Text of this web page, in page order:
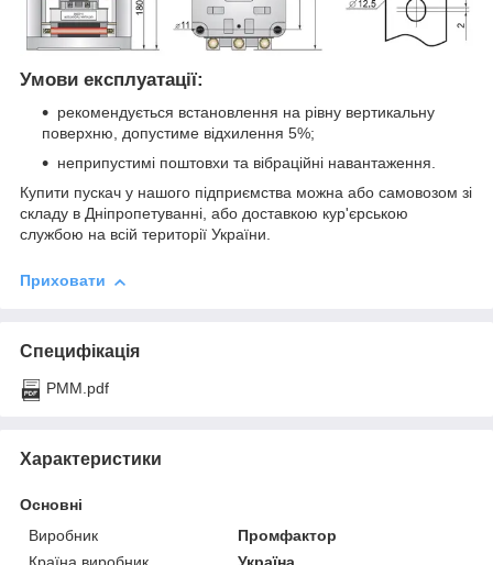
Умови експлуатації:
рекомендується встановлення на рівну вертикальну
поверхню, допустиме відхилення 5%;
неприпустимі поштовхи та вібраційні навантаження.
Купити пускач у нашого підприємства можна або самовозом зі
складу в Дніпропетуванні, або доставкою кур'єрською
службою на всій території України.
Приховати
Специфікація
PMM.pdf
Характеристики
Основні
Виробник
Промфактор